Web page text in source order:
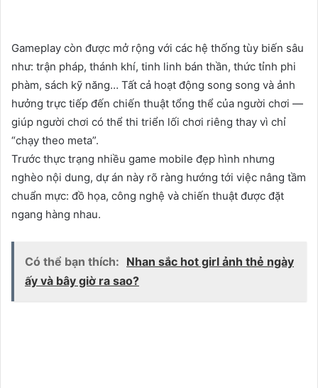
Gameplay còn được mở rộng với các hệ thống tùy biến sâu
như: trận pháp, thánh khí, tinh linh bán thần, thức tỉnh phi
phàm, sách kỹ năng… Tất cả hoạt động song song và ảnh
hưởng trực tiếp đến chiến thuật tổng thể của người chơi —
giúp người chơi có thể thi triển lối chơi riêng thay vì chỉ
“chạy theo meta”.
Trước thực trạng nhiều game mobile đẹp hình nhưng
nghèo nội dung, dự án này rõ ràng hướng tới việc nâng tầm
chuẩn mực: đồ họa, công nghệ và chiến thuật được đặt
ngang hàng nhau.
Có thể bạn thích: Nhan sắc hot girl ảnh thẻ ngày
ấy và bây giờ ra sao?